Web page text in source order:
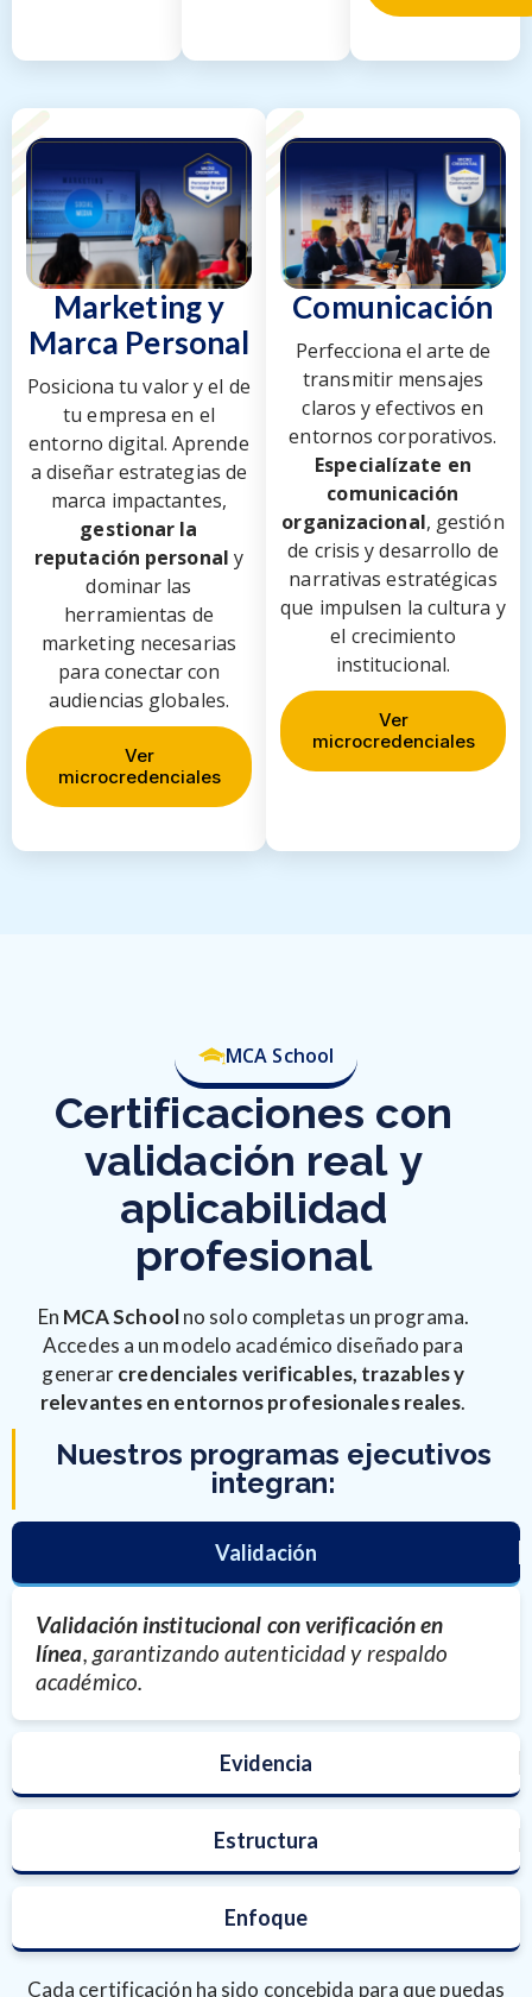
Marketingy
Marca Personal
Posiciona tu valor y el de
tu empresa en el
entorno digital. Aprende
a diseñar estrategias de
marca impactantes,
gestionar la
reputación personal y
dominar las
herramientas de
marketing necesarias
para conectar con
audiencias globales.
Ver
microcredenciales
Comunicación
Perfecciona el arte de
transmitir mensajes
claros y efectivos en
entornos corporativos.
Especialízate en
comunicación
organizacional, gestión
de crisis y desarrollo de
narrativas estratégicas
que impulsen la cultura y
el crecimiento
institucional.
Ver
microcredenciales
Certificaciones con
validación real y
aplicabilidad
profesional
En MCA Schoolno solo completas un programa.
Accedes a un modelo académico diseñado para
generarcredenciales verificables, trazables y
relevantes en entornos profesionales reales.
Nuestros programas ejecutivos
integran:
MCA School
Validación
Evidencia
Estructura
Enfoque
Validación institucional con verificación en
línea, garantizando autenticidad y respaldo
académico.
Cada certificación ha sido concebida para que puedas